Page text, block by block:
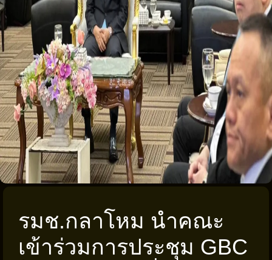
รมช.กลาโหม นำคณะ
เข้าร่วมการประชุม GBC